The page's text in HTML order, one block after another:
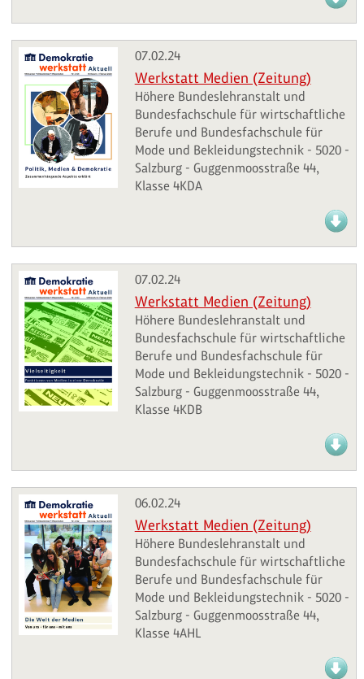
07.02.24
Werkstatt Medien (Zeitung)
Höhere Bundeslehranstalt und
Bundesfachschule für wirtschaftliche
Berufe und Bundesfachschule für
Mode und Bekleidungstechnik - 5020 -
Salzburg - Guggenmoosstraße 44,
Klasse 4KDA
07.02.24
Werkstatt Medien (Zeitung)
Höhere Bundeslehranstalt und
Bundesfachschule für wirtschaftliche
Berufe und Bundesfachschule für
Mode und Bekleidungstechnik - 5020 -
Salzburg - Guggenmoosstraße 44,
Klasse 4KDB
06.02.24
Werkstatt Medien (Zeitung)
Höhere Bundeslehranstalt und
Bundesfachschule für wirtschaftliche
Berufe und Bundesfachschule für
Mode und Bekleidungstechnik - 5020 -
Salzburg - Guggenmoosstraße 44,
Klasse 4AHL